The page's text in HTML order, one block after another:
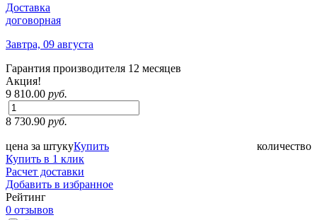
Доставка
договорная
Завтра, 09 августа
Гарантия производителя 12 месяцев
Акция!
9 810.00 руб.
8 730.90 руб.
цена за штуку количество
Купить
Купить в 1 клик
Расчет доставки
Добавить в избранное
Рейтинг
0 отзывов